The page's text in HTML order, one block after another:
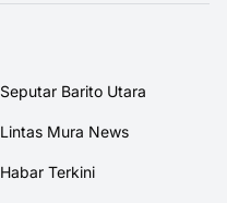
Seputar Barito Utara
Lintas Mura News
Habar Terkini